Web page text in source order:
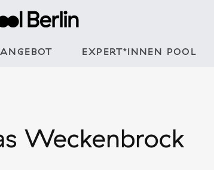
ANGEBOT EXPERT*INNEN POOL
Weckenbrock